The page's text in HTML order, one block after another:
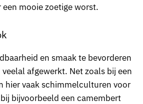
mooie zoetige worst.
en smaak te bevorderen
afgewerkt. Net zoals bij een
hier vaak schimmelculturen voor
bijvoorbeeld een camembert